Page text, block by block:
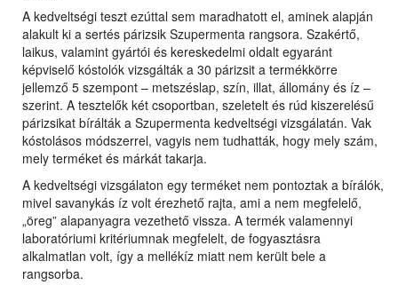
A kedveltségi teszt ezúttal sem maradhatott el, aminek alapján
alakult ki a sertés párizsik Szupermenta rangsora. Szakértő,
laikus, valamint gyártói és kereskedelmi oldalt egyaránt
képviselő kóstolók vizsgálták a 30 párizsit a termékkörre
jellemző 5 szempont – metszéslap, szín, illat, állomány és íz –
szerint. A tesztelők két csoportban, szeletelt és rúd kiszerelésű
párizsikat bírálták a Szupermenta kedveltségi vizsgálatán. Vak
kóstolásos módszerrel, vagyis nem tudhatták, hogy mely szám,
mely terméket és márkát takarja.
A kedveltségi vizsgálaton egy terméket nem pontoztak a bírálók,
mivel savanykás íz volt érezhető rajta, ami a nem megfelelő,
„öreg” alapanyagra vezethető vissza. A termék valamennyi
laboratóriumi kritériumnak megfelelt, de fogyasztásra
alkalmatlan volt, így a mellékíz miatt nem került bele a
rangsorba.